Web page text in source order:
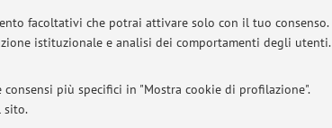
facoltativi che potrai attivare solo con il tuo consenso.
istituzionale e analisi dei comportamenti degli utenti.
più specifici in "Mostra cookie di profilazione".
sito.